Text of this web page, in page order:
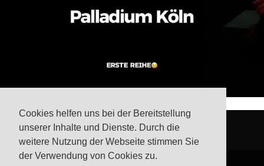
Cookies helfen uns bei der Bereitstellung
unserer Inhalte und Dienste. Durch die
weitere Nutzung der Webseite stimmen Sie
der Verwendung von Cookies zu.